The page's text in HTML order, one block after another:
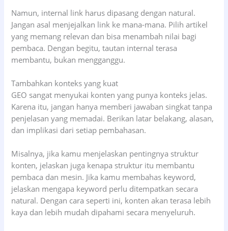
Namun, internal link harus dipasang dengan natural.
Jangan asal menjejalkan link ke mana-mana. Pilih artikel
yang memang relevan dan bisa menambah nilai bagi
pembaca. Dengan begitu, tautan internal terasa
membantu, bukan mengganggu.
Tambahkan konteks yang kuat
GEO sangat menyukai konten yang punya konteks jelas.
Karena itu, jangan hanya memberi jawaban singkat tanpa
penjelasan yang memadai. Berikan latar belakang, alasan,
dan implikasi dari setiap pembahasan.
Misalnya, jika kamu menjelaskan pentingnya struktur
konten, jelaskan juga kenapa struktur itu membantu
pembaca dan mesin. Jika kamu membahas keyword,
jelaskan mengapa keyword perlu ditempatkan secara
natural. Dengan cara seperti ini, konten akan terasa lebih
kaya dan lebih mudah dipahami secara menyeluruh.